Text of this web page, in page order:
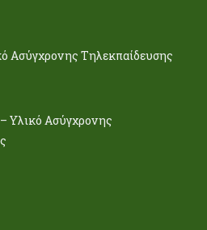
Ασύγχρονης Τηλεκπαίδευσης
Υλικό Ασύγχρονης